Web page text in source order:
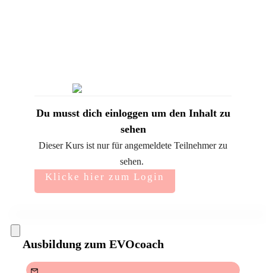
Du musst dich einloggen um den Inhalt zu
sehen
Dieser Kurs ist nur für angemeldete Teilnehmer zu
sehen.
Klicke hier zum Login
Ausbildung zum EVOcoach